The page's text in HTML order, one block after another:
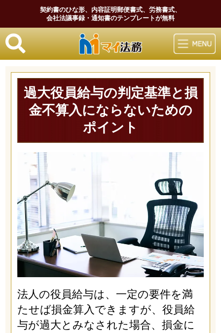
契約書のひな形、内容証明郵便書式、労務書式、
会社法議事録・通知書のテンプレートが無料
マイ法務
過大役員給与の判定基準と損
金不算入にならないための
ポイント
法人の役員給与は、一定の要件を満
たせば損金算入できますが、役員給
与が過大とみなされた場合、損金に